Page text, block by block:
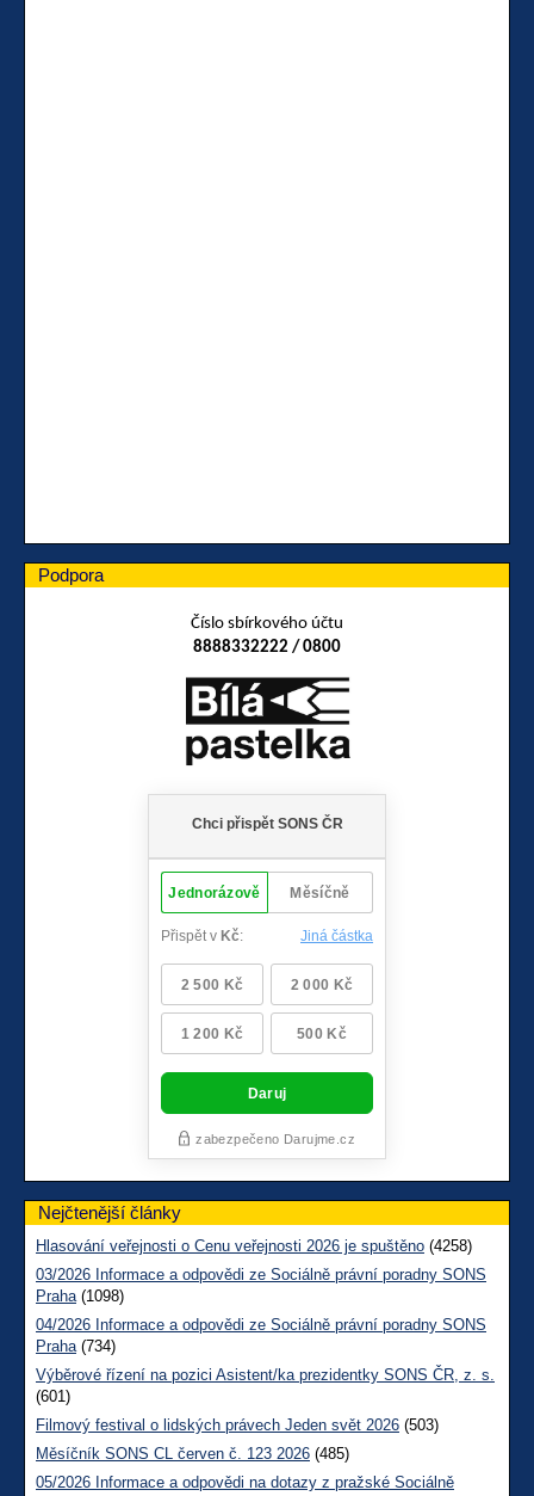
Podpora
Číslo sbírkového účtu
8888332222 / 0800
Nejčtenější články
Hlasování veřejnosti o Cenu veřejnosti 2026 je spuštěno (4258)
03/2026 Informace a odpovědi ze Sociálně právní poradny SONS
Praha(1098)
04/2026 Informace a odpovědi ze Sociálně právní poradny SONS
Praha(734)
Výběrové řízení na pozici Asistent/ka prezidentky SONS ČR, z. s.
(601)
Filmový festival o lidských právech Jeden svět 2026 (503)
Měsíčník SONS CL červen č. 123 2026 (485)
05/2026 Informace a odpovědi na dotazy z pražské Sociálně